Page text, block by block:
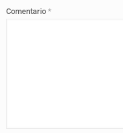
Comentario *